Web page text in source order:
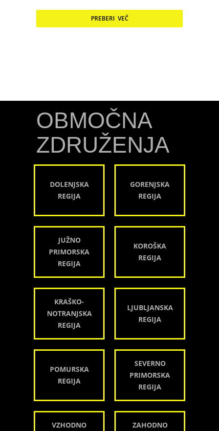
PREBERI VEČ
OBMOČNA
ZDRUŽENJA
DOLENJSKA
REGIJA
GORENJSKA
REGIJA
JUŽNO
PRIMORSKA
REGIJA
KOROŠKA
REGIJA
KRAŠKO-
NOTRANJSKA
REGIJA
LJUBLJANSKA
REGIJA
POMURSKA
REGIJA
SEVERNO
PRIMORSKA
REGIJA
VZHODNO
ZAHODNO